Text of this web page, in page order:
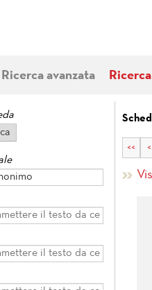
Ricerca avanzata
<< <